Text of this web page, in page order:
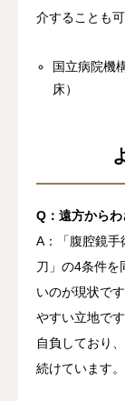
介することも可
国立病院機
床）
Q：遠方から
A：「腹腔鏡手
刀」の4条件を
いのが現状で
やすい立地で
自負しており
続けています。